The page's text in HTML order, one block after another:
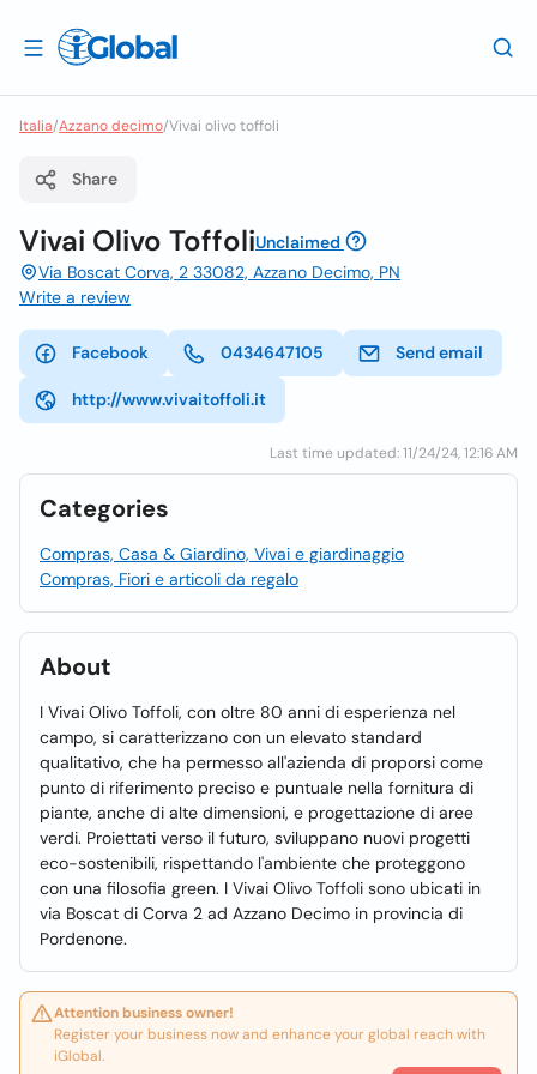
Italia/Azzano decimo/Vivai olivo toffoli
Share
Vivai Olivo ToffoliUnclaimed
Via Boscat Corva, 2 33082, Azzano Decimo, PN
Write a review
Facebook 0434647105 Send email
http://www.vivaitoffoli.it
Last time updated: 11/24/24, 12:16 AM
Categories
Compras, Casa & Giardino, Vivai e giardinaggio
Compras, Fiori e articoli da regalo
About
I Vivai Olivo Toffoli, con oltre 80 anni di esperienza nel
campo, si caratterizzano con un elevato standard
qualitativo, che ha permesso all'azienda di proporsi come
punto di riferimento preciso e puntuale nella fornitura di
piante, anche di alte dimensioni, e progettazione di aree
verdi. Proiettati verso il futuro, sviluppano nuovi progetti
eco-sostenibili, rispettando l'ambiente che proteggono
con una filosofia green. I Vivai Olivo Toffoli sono ubicati in
via Boscat di Corva 2 ad Azzano Decimo in provincia di
Pordenone.
Attention business owner!
Register your business now and enhance your global reach with
iGlobal.